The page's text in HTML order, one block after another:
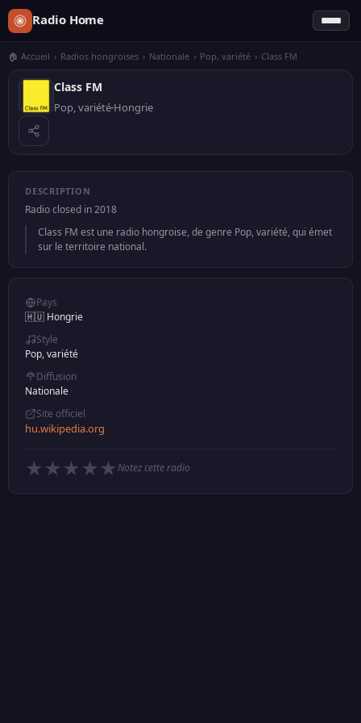
Radio Home
🏠 Accueil › Radios hongroises › Nationale › Pop, variété › Class FM
Class FM
Pop, variété Hongrie
DESCRIPTION
Radio closed in 2018
Class FM est une radio hongroise, de genre Pop, variété, qui émet
sur le territoire national.
Pays
🇭🇺 Hongrie
Style
Pop, variété
Diffusion
Nationale
Site officiel
hu.wikipedia.org
★ ★ ★ ★ ★Notez cette radio